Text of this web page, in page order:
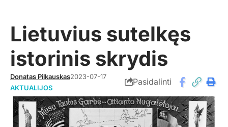
Lietuvius sutelkęs
istorinis skrydis
Donatas Pilkauskas2023-07-17
AKTUALIJOS
Pasidalinti